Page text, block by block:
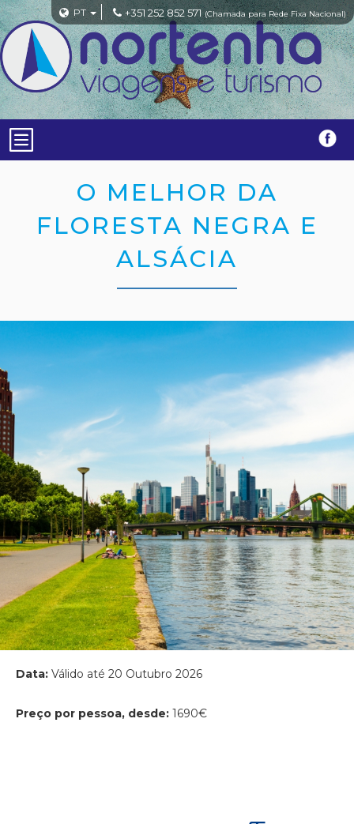
PT +351 252 852 571 (Chamada para Rede Fixa Nacional)
O MELHOR DA
FLORESTA NEGRA E
ALSÁCIA
Data: Válido até 20 Outubro 2026
Preço por pessoa, desde: 1690€